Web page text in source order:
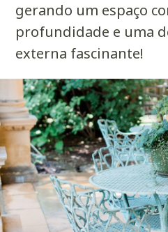
gerando um espaço
profundidade e uma
externa fascinante!